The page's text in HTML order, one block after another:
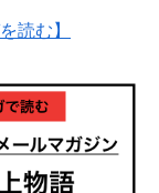
読む】